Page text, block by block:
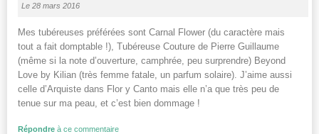
Le 28 mars 2016
Mes tubéreuses préférées sont Carnal Flower (du caractère mais
tout a fait domptable !), Tubéreuse Couture de Pierre Guillaume
(même si la note d’ouverture, camphrée, peu surprendre) Beyond
Love by Kilian (très femme fatale, un parfum solaire). J’aime aussi
celle d’Arquiste dans Flor y Canto mais elle n’a que très peu de
tenue sur ma peau, et c’est bien dommage !
Répondre à ce commentaire